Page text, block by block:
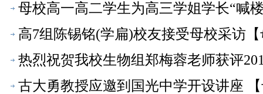
母校高一高二学生为高三学姐学长“喊
高7组陈锡铭(学扁)校友接受母校采访
热烈祝贺我校生物组郑梅蓉老师获评
古大勇教授应邀到国光中学开设讲座